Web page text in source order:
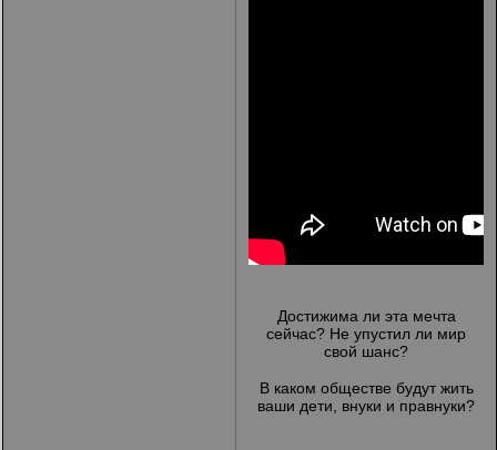
Достижима ли эта мечта
сейчас? Не упустил ли мир
свой шанс?
В каком обществе будут жить
ваши дети, внуки и правнуки?